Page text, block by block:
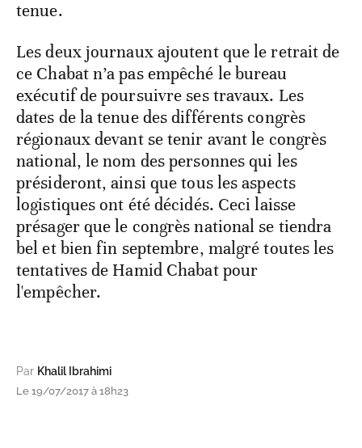
tenue.
Les deux journaux ajoutent que le retrait de
ce Chabat n’a pas empêché le bureau
exécutif de poursuivre ses travaux. Les
dates de la tenue des différents congrès
régionaux devant se tenir avant le congrès
national, le nom des personnes qui les
présideront, ainsi que tous les aspects
logistiques ont été décidés. Ceci laisse
présager que le congrès national se tiendra
bel et bien fin septembre, malgré toutes les
tentatives de Hamid Chabat pour
l'empêcher.
Par Khalil Ibrahimi
Le 19/07/2017 à 18h23